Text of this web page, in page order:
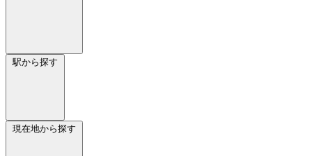
駅から探す
現在地から探す